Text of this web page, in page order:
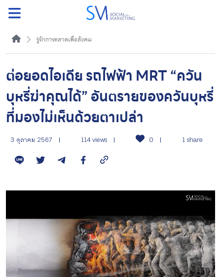
ค้นหา
รู้จักการตลาดเพื่อสังคม
มาเป็นเพื่อนกัน
ติดต่อเรา
รู้จักการตลาดเพื่อสังคม
ต่อยอดไอเดีย รถไฟฟ้า MRT “ควัน
บุหรี่ฆ่าคุณได้” อันตรายของควันบุหรี่
ที่มองไม่เห็นด้วยตาเปล่า
3 ตุลาคม 2567 114 views 0 1 share